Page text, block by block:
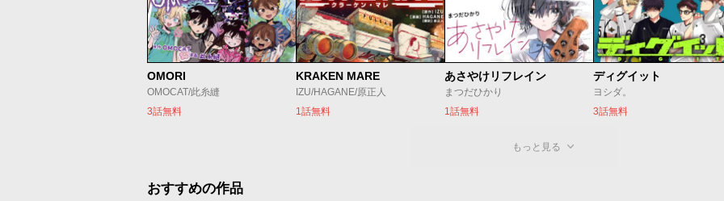
OMORI
OMOCAT/此糸縫
3話無料
KRAKEN MARE
IZU/HAGANE/原正人
1話無料
あさやけリフレイン
まつだひかり
1話無料
ディグイット
ヨシダ。
3話無料
もっと見る
おすすめの作品